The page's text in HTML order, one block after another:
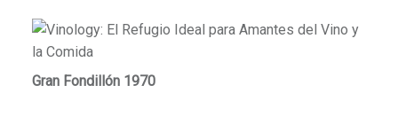
Gran Fondillón 1970